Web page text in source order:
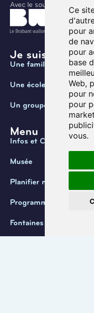
Ce
pour
de
pour
base
Web,
pour
pour
vous.
Avec le soutien de
Je suis ...
Une famille
Une école
Un groupe
Menu
Infos et Contact
Musée
Planifier ma visite
Programmation
Fontaines de Belgique